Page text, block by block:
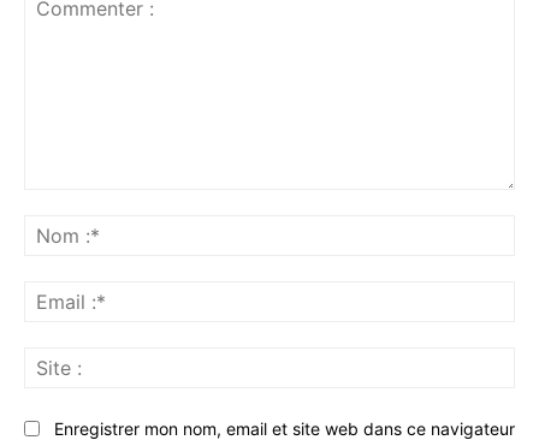
Enregistrer mon nom, email et site web dans ce navigateur